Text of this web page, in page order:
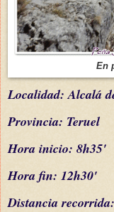
En
Localidad: Alcalá
Provincia: Teruel
Hora inicio: 8h35'
Hora fin: 12h30'
Distancia